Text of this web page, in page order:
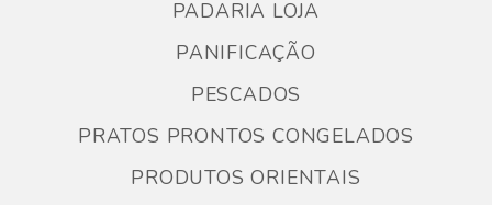
PADARIA LOJA
PANIFICAÇÃO
PESCADOS
PRATOS PRONTOS CONGELADOS
PRODUTOS ORIENTAIS